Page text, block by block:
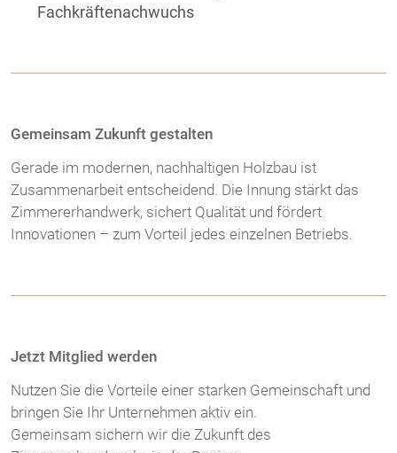
Fachkräftenachwuchs
Gemeinsam Zukunft gestalten
Gerade im modernen, nachhaltigen Holzbau ist
Zusammenarbeit entscheidend. Die Innung stärkt das
Zimmererhandwerk, sichert Qualität und fördert
Innovationen – zum Vorteil jedes einzelnen Betriebs.
Jetzt Mitglied werden
Nutzen Sie die Vorteile einer starken Gemeinschaft und
bringen Sie Ihr Unternehmen aktiv ein.
Gemeinsam sichern wir die Zukunft des